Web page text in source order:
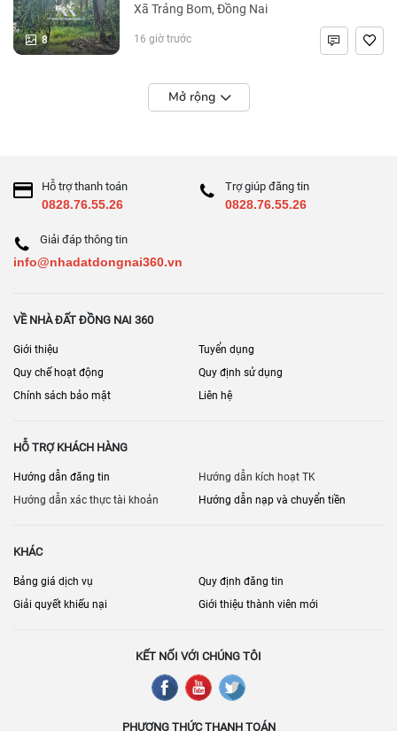
8
Xã Trảng Bom, Đồng Nai
16 giờ trước
Mở rộng
Hỗ trợ thanh toán
0828.76.55.26
Trợ giúp đăng tin
0828.76.55.26
Giải đáp thông tin
info@nhadatdongnai360.vn
VỀ NHÀ ĐẤT ĐỒNG NAI 360
Giới thiệu
Tuyển dụng
Quy chế hoạt động
Quy định sử dụng
Chính sách bảo mật
Liên hệ
HỖ TRỢ KHÁCH HÀNG
Hướng dẫn đăng tin
Hướng dẫn kích hoạt TK
Hướng dẫn xác thực tài khoản
Hướng dẫn nạp và chuyển tiền
KHÁC
Bảng giá dịch vụ
Quy định đăng tin
Giải quyết khiếu nại
Giới thiệu thành viên mới
KẾT NỐI VỚI CHÚNG TÔI
PHƯƠNG THỨC THANH TOÁN